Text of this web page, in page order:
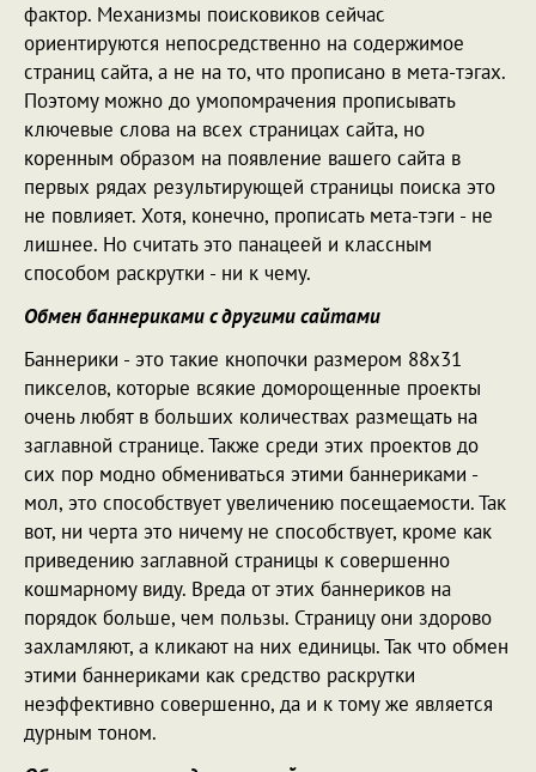
фактор. Механизмы поисковиков сейчас
ориентируются непосредственно на содержимое
страниц сайта, а не на то, что прописано в мета-тэгах.
Поэтому можно до умопомрачения прописывать
ключевые слова на всех страницах сайта, но
коренным образом на появление вашего сайта в
первых рядах результирующей страницы поиска это
не повлияет. Хотя, конечно, прописать мета-тэги - не
лишнее. Но считать это панацеей и классным
способом раскрутки - ни к чему.
Обмен баннериками с другими сайтами
Баннерики - это такие кнопочки размером 88х31
пикселов, которые всякие доморощенные проекты
очень любят в больших количествах размещать на
заглавной странице. Также среди этих проектов до
сих пор модно обмениваться этими баннериками -
мол, это способствует увеличению посещаемости. Так
вот, ни черта это ничему не способствует, кроме как
приведению заглавной страницы к совершенно
кошмарному виду. Вреда от этих баннериков на
порядок больше, чем пользы. Страницу они здорово
захламляют, а кликают на них единицы. Так что обмен
этими баннериками как средство раскрутки
неэффективно совершенно, да и к тому же является
дурным тоном.